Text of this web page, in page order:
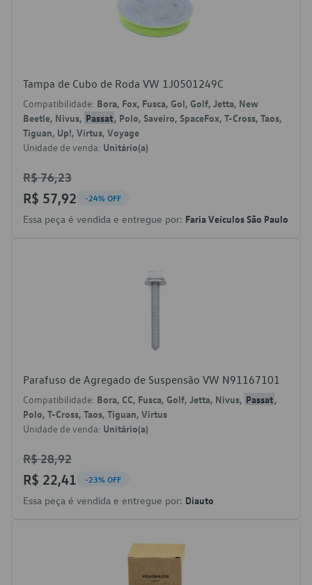
Tampa de Cubo de Roda VW 1J0501249C
Compatibilidade: Bora, Fox, Fusca, Gol, Golf, Jetta, New
Beetle, Nivus, Passat, Polo, Saveiro, SpaceFox, T-Cross, Taos,
Tiguan, Up!, Virtus, Voyage
Unidade de venda: Unitário(a)
R$ 76,23
R$ 57,92 -24% OFF
Essa peça é vendida e entregue por: Faria Veículos São Paulo
Parafuso de Agregado de Suspensão VW N91167101
Compatibilidade: Bora, CC, Fusca, Golf, Jetta, Nivus, Passat,
Polo, T-Cross, Taos, Tiguan, Virtus
Unidade de venda: Unitário(a)
R$ 28,92
R$ 22,41 -23% OFF
Essa peça é vendida e entregue por: Diauto